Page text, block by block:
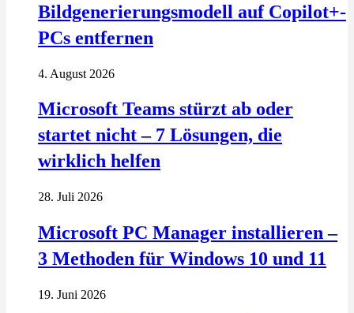
Bildgenerierungsmodell auf Copilot+-
PCs entfernen
4. August 2026
Microsoft Teams stürzt ab oder
startet nicht – 7 Lösungen, die
wirklich helfen
28. Juli 2026
Microsoft PC Manager installieren –
3 Methoden für Windows 10 und 11
19. Juni 2026